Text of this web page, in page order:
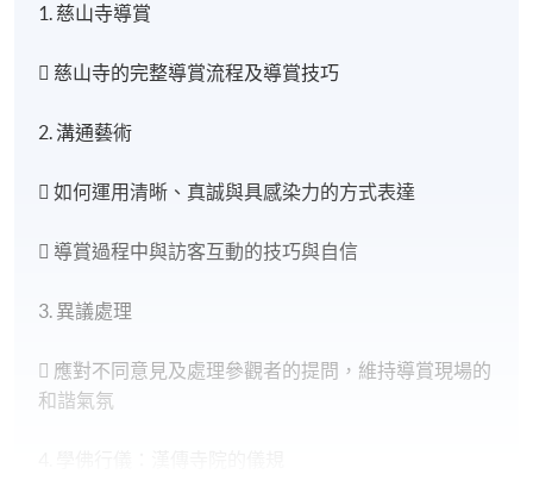
1. 慈山寺導賞
 慈山寺的完整導賞流程及導賞技巧
2. 溝通藝術
 如何運用清晰、真誠與具感染力的方式表達
 導賞過程中與訪客互動的技巧與自信
3. 異議處理
 應對不同意見及處理參觀者的提問，維持導賞現場的
和諧氣氛